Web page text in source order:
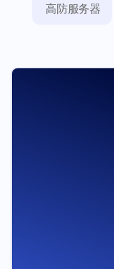
高防服务器